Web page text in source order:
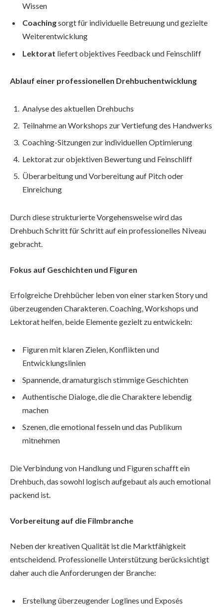
Wissen
Coachingsorgt für individuelle Betreuung und gezielte
Weiterentwicklung
Lektorat liefert objektives Feedback und Feinschliff
Ablauf einer professionellen Drehbuchentwicklung
Analyse des aktuellen Drehbuchs
Teilnahme an Workshops zur Vertiefung des Handwerks
Coaching-Sitzungen zur individuellen Optimierung
Lektorat zur objektiven Bewertung und Feinschliff
Überarbeitung und Vorbereitung auf Pitch oder
Einreichung
Durch diese strukturierte Vorgehensweise wird das
Drehbuch Schritt für Schritt auf ein professionelles Niveau
gebracht.
Fokus auf Geschichten und Figuren
Erfolgreiche Drehbücher leben von einer starken Story und
überzeugenden Charakteren. Coaching, Workshops und
Lektorat helfen, beide Elemente gezielt zu entwickeln:
Figuren mit klaren Zielen, Konflikten und
Entwicklungslinien
Spannende, dramaturgisch stimmige Geschichten
Authentische Dialoge, die die Charaktere lebendig
machen
Szenen, die emotional fesseln und das Publikum
mitnehmen
Die Verbindung von Handlung und Figuren schafft ein
Drehbuch, das sowohl logisch aufgebaut als auch emotional
packend ist.
Vorbereitung auf die Filmbranche
Neben der kreativen Qualität ist die Marktfähigkeit
entscheidend. Professionelle Unterstützung berücksichtigt
daher auch die Anforderungen der Branche:
Erstellung überzeugender Loglines und Exposés